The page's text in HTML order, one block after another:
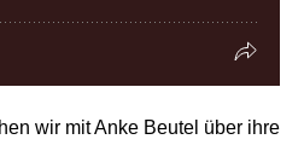
wir mit Anke Beutel über ihre